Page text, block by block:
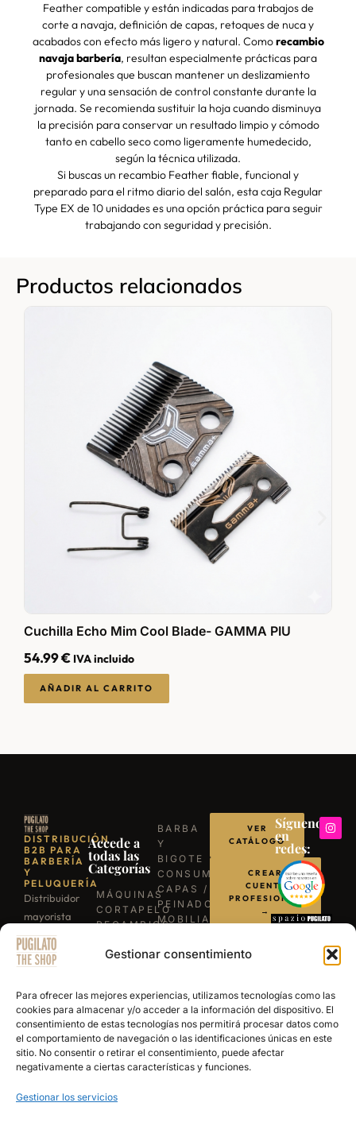
Gestionar consentimiento
Para ofrecer las mejores experiencias, utilizamos tecnologías como las
cookies para almacenar y/o acceder a la información del dispositivo. El
consentimiento de estas tecnologías nos permitirá procesar datos como
el comportamiento de navegación o las identificaciones únicas en este
sitio. No consentir o retirar el consentimiento, puede afectar
negativamente a ciertas características y funciones.
Gestionar los servicios
Feather compatible y están indicadas para trabajos de
corte a navaja, definición de capas, retoques de nuca y
acabados con efecto más ligero y natural. Comorecambio
navaja barbería, resultan especialmente prácticas para
profesionales que buscan mantener un deslizamiento
regular y una sensación de control constante durante la
jornada. Se recomienda sustituir la hoja cuando disminuya
la precisión para conservar un resultado limpio y cómodo
tanto en cabello seco como ligeramente humedecido,
según la técnica utilizada.
Si buscas un recambio Feather fiable, funcional y
preparado para el ritmo diario del salón, esta caja Regular
Type EX de 10 unidades es una opción práctica para seguir
trabajando con seguridad y precisión.
Productos relacionados
Cuchilla Echo Mim Cool Blade- GAMMA PIU
54.99€ IVA incluido
AÑADIR AL CARRITO
DISTRIBUCIÓN
B2B PARA
BARBERÍA
Y
PELUQUERÍA
Distribuidor
mayorista
para
profesionales
de la
barbería y
peluquería.
Más de 15
años
abasteciendo
mejores
Accede a
todas las
Categorías
MÁQUINAS
CORTAPELO
RECAMBIOS
REPUESTOS
NAVAJAS
BARBERÍA
SECADORES
PRODUCTOS
DE
BARBA
Y
BIGOTE
CONSUMIBLES
CAPAS /
PEINADORES
MOBILIARIO
BARBACOAS
VER
CATÁLOGO
CREAR
CUENTA
PROFESIONAL
→
POR
WHATSAPP
Síguenos
en
redes: